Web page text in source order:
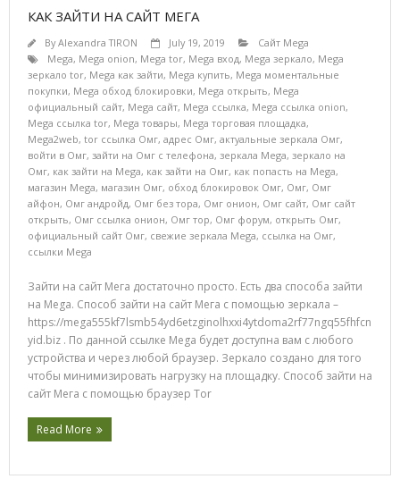
КАК ЗАЙТИ НА САЙТ МЕГА
ByAlexandra TIRON July 19, 2019
Сайт Mega
Mega, Mega onion, Mega tor, Mega вход, Mega зеркало, Mega
зеркало tor, Mega как зайти, Mega купить, Mega моментальные
покупки, Mega обход блокировки, Mega открыть, Mega
официальный сайт, Mega сайт, Mega ссылка, Mega ссылка onion,
Mega ссылка tor, Mega товары, Mega торговая площадка,
Mega2web, tor ссылка Омг, адрес Омг, актуальные зеркала Омг,
войти в Омг, зайти на Омг с телефона, зеркала Mega, зеркало на
Омг, как зайти на Mega, как зайти на Омг, как попасть на Mega,
магазин Mega, магазин Омг, обход блокировок Омг, Омг, Омг
айфон, Омг андройд, Омг без тора, Омг онион, Омг сайт, Омг сайт
открыть, Омг ссылка онион, Омг тор, Омг форум, открыть Омг,
официальный сайт Омг, свежие зеркала Mega, ссылка на Омг,
ссылки Mega
Зайти на сайт Мега достаточно просто. Есть два способа зайти
на Mega. Способ зайти на сайт Мега с помощью зеркала –
https://mega555kf7lsmb54yd6etzginolhxxi4ytdoma2rf77ngq55fhfcn
yid.biz . По данной ссылке Mega будет доступна вам с любого
устройства и через любой браузер. Зеркало создано для того
чтобы минимизировать нагрузку на площадку. Способ зайти на
сайт Мега с помощью браузер Tor
Read More